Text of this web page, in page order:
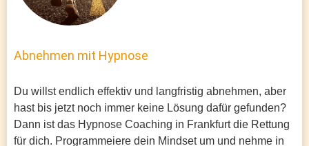
Abnehmen mit Hypnose
Du willst endlich effektiv und langfristig abnehmen, aber
hast bis jetzt noch immer keine Lösung dafür gefunden?
Dann ist das Hypnose Coaching in Frankfurt die Rettung
für dich. Programmeiere dein Mindset um und nehme in